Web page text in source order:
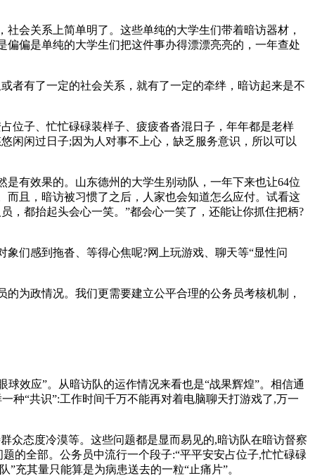
会关系上简单明了。这些单纯的大学生们带着暗访器材，
偏是单纯的大学生们把这件事办得漂漂亮亮的，一年查处
者有了一定的社会关系，就有了一定的牵绊，暗访起来是不
位子、忙忙碌碌装样子、疲疲沓沓混日子，年年都是老样
闲闲过日子;因为人对事不上心，缺乏服务意识，所以可以
有效果的。山东德州的大学生别动队，一年下来也让64位
且，暗访被习惯了之后，人家也会知道怎么应付。试看这
，都抬起头会心一笑。”都会心一笑了，还能让你抓住把柄?
们感到拖沓、等得心焦呢?网上玩游戏、聊天等“显性问
为政情况。我们更需要建立公平合理的公务员考核机制，
效应”。从暗访队的运作情况来看也是“战果辉煌”。相信通
种“共识”:工作时间千万不能再对着电脑聊天打游戏了,万一
众态度冷漠等。这些问题都是显而易见的,暗访队在暗访督察
的全部。公务员中流行一个段子:“平平安安占位子,忙忙碌碌
充其量只能算是为病患送去的一粒“止痛片”。